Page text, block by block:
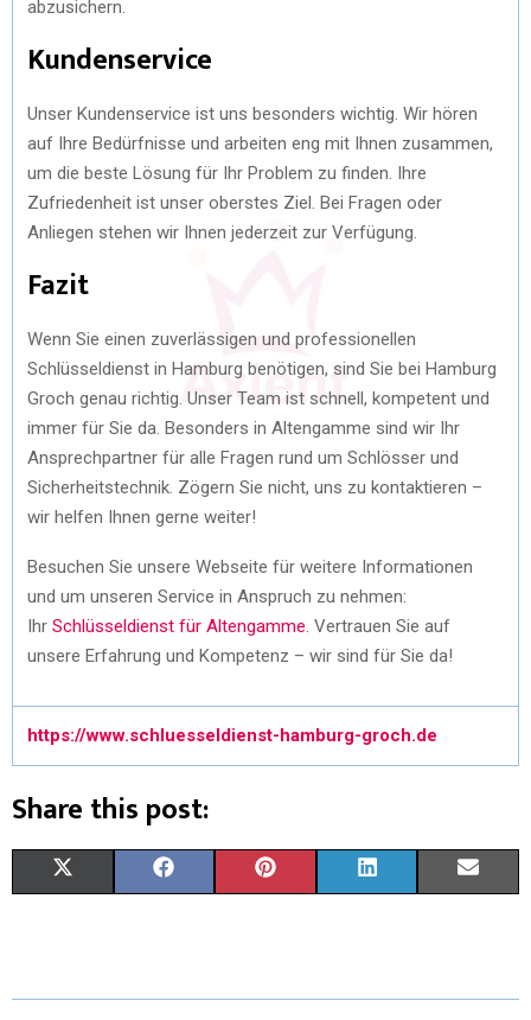
abzusichern.
Kundenservice
Unser Kundenservice ist uns besonders wichtig. Wir hören
auf Ihre Bedürfnisse und arbeiten eng mit Ihnen zusammen,
um die beste Lösung für Ihr Problem zu finden. Ihre
Zufriedenheit ist unser oberstes Ziel. Bei Fragen oder
Anliegen stehen wir Ihnen jederzeit zur Verfügung.
Fazit
Wenn Sie einen zuverlässigen und professionellen
Schlüsseldienst in Hamburg benötigen, sind Sie bei Hamburg
Groch genau richtig. Unser Team ist schnell, kompetent und
immer für Sie da. Besonders in Altengamme sind wir Ihr
Ansprechpartner für alle Fragen rund um Schlösser und
Sicherheitstechnik. Zögern Sie nicht, uns zu kontaktieren –
wir helfen Ihnen gerne weiter!
Besuchen Sie unsere Webseite für weitere Informationen
und um unseren Service in Anspruch zu nehmen:
Ihr Schlüsseldienst für Altengamme . Vertrauen Sie auf
unsere Erfahrung und Kompetenz – wir sind für Sie da!
https://www.schluesseldienst-hamburg-groch.de
Share this post:
W E T K I